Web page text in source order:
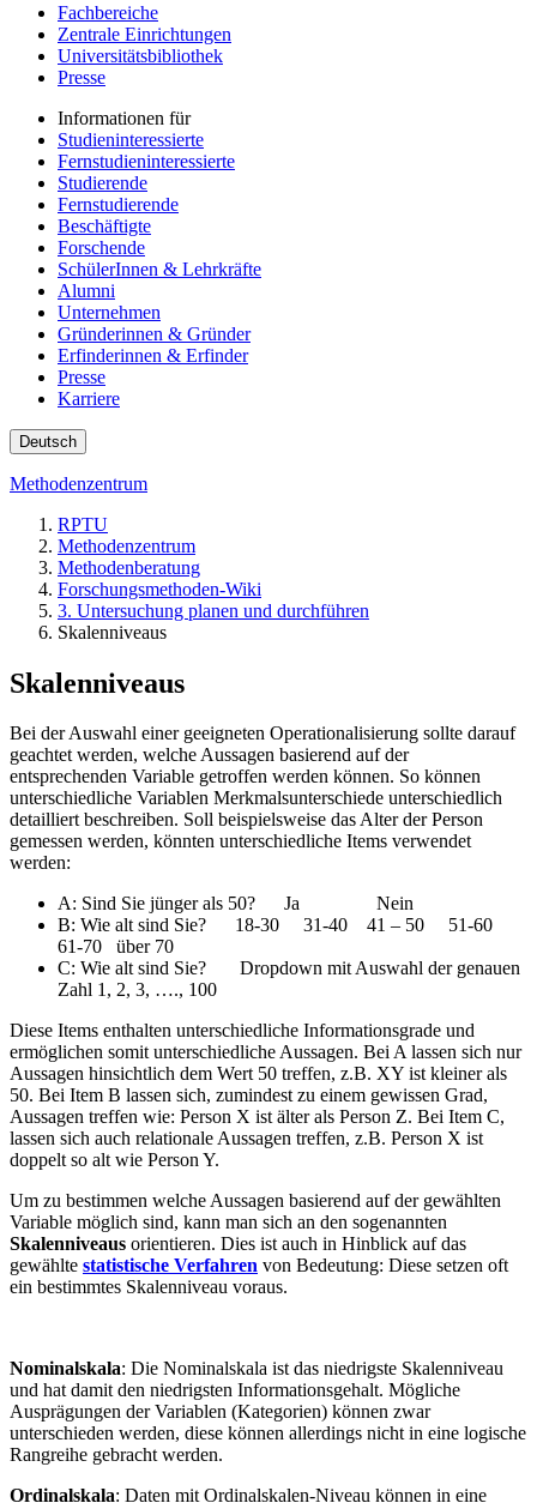
Fachbereiche
Zentrale Einrichtungen
Universitätsbibliothek
Presse
Informationen für
Studieninteressierte
Fernstudieninteressierte
Studierende
Fernstudierende
Beschäftigte
Forschende
SchülerInnen & Lehrkräfte
Alumni
Unternehmen
Gründerinnen & Gründer
Erfinderinnen & Erfinder
Presse
Karriere
Deutsch
Methodenzentrum
RPTU
Methodenzentrum
Methodenberatung
Forschungsmethoden-Wiki
3. Untersuchung planen und durchführen
Skalenniveaus
Skalenniveaus
Bei der Auswahl einer geeigneten Operationalisierung sollte darauf
geachtet werden, welche Aussagen basierend auf der
entsprechenden Variable getroffen werden können. So können
unterschiedliche Variablen Merkmalsunterschiede unterschiedlich
detailliert beschreiben. Soll beispielsweise das Alter der Person
gemessen werden, könnten unterschiedliche Items verwendet
werden:
A: Sind Sie jünger als 50? Ja Nein
B: Wie alt sind Sie? 18-30 31-40 41 – 50 51-60
61-70 über 70
C: Wie alt sind Sie? Dropdown mit Auswahl der genauen
Zahl 1, 2, 3, …., 100
Diese Items enthalten unterschiedliche Informationsgrade und
ermöglichen somit unterschiedliche Aussagen. Bei A lassen sich nur
Aussagen hinsichtlich dem Wert 50 treffen, z.B. XY ist kleiner als
50. Bei Item B lassen sich, zumindest zu einem gewissen Grad,
Aussagen treffen wie: Person X ist älter als Person Z. Bei Item C,
lassen sich auch relationale Aussagen treffen, z.B. Person X ist
doppelt so alt wie Person Y.
Um zu bestimmen welche Aussagen basierend auf der gewählten
Variable möglich sind, kann man sich an den sogenannten
Skalenniveaus orientieren. Dies ist auch in Hinblick auf das
gewählte statistische Verfahren von Bedeutung: Diese setzen oft
ein bestimmtes Skalenniveau voraus.
Nominalskala: Die Nominalskala ist das niedrigste Skalenniveau
und hat damit den niedrigsten Informationsgehalt. Mögliche
Ausprägungen der Variablen (Kategorien) können zwar
unterschieden werden, diese können allerdings nicht in eine logische
Rangreihe gebracht werden.
Ordinalskala: Daten mit Ordinalskalen-Niveau können in eine